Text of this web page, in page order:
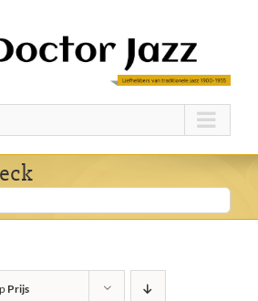
Prijs